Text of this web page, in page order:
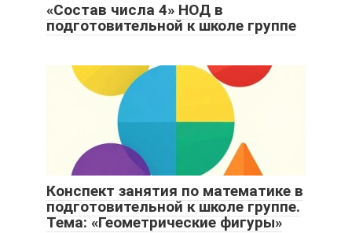
«Состав числа 4» НОД в
подготовительной к школе группе
Конспект занятия по математике в
подготовительной к школе группе.
Тема: «Геометрические фигуры»